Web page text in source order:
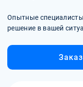
Опытные
решение в вашей